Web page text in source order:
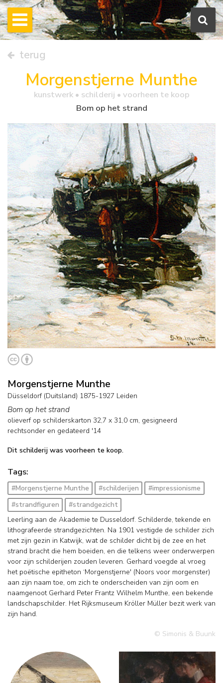
terug
Morgenstjerne Munthe
kunstwerk • schilderij • voorheen te koop
Bom op het strand
Morgenstjerne Munthe
Düsseldorf (Duitsland) 1875-1927 Leiden
Bom op het strand
olieverf op schilderskarton 32,7 x 31,0 cm, gesigneerd
rechtsonder en gedateerd '14
Dit schilderij was voorheen te koop.
Tags:
#Morgenstjerne Munthe #schilderijen
#impressionisme
#strandfiguren
#strandgezicht
Leerling aan de Akademie te Dusseldorf. Schilderde, tekende en
lithografeerde strandgezichten. Na 1901 vestigde de schilder zich
met zijn gezin in Katwijk, wat de schilder dicht bij de zee en het
strand bracht die hem boeiden, en die telkens weer onderwerpen
voor zijn schilderijen zouden leveren. Gerhard voegde al vroeg
het poëtische epitheton ‘Morgenstjerne' (Noors voor morgenster)
aan zijn naam toe, om zich te onderscheiden van zijn oom en
naamgenoot Gerhard Peter Frantz Wilhelm Munthe, een bekende
landschapschilder. Het Rijksmuseum Kröller Müller bezit werk van
zijn hand.
© Simonis & Buunk